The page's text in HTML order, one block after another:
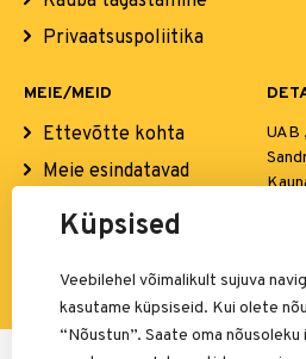
Privaatsuspoliitika
MEIE/MEID
Ettevõtte kohta
Meie esindatavad
Kontaktid
UAB
Küpsised
Veebilehel võimalikult sujuva
kasutame küpsiseid. Kui olete
“Nõustun”. Saate oma